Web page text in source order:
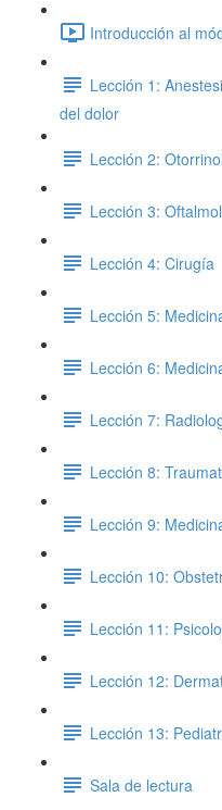
Introducción al
Lección 1:
del dolor
Lección 2:
Lección 3:
Lección 4: Cirugía
Lección 5:
Lección 6:
Lección 7:
Lección 8:
Lección 9:
Lección 10:
Lección 11:
Lección 12:
Lección 13:
Sala de lectura